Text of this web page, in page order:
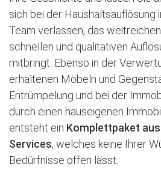
sich bei der Haushaltsauflösung
Team verlassen, das
schnellen und qualitativen
mitbringt. Ebenso in der
erhaltenen Möbeln und
Entrümpelung und bei der
durch einen hauseigenen
entsteht ein Komplettpaket
Services, welches keine Ihrer
Bedürfnisse offen lässt.